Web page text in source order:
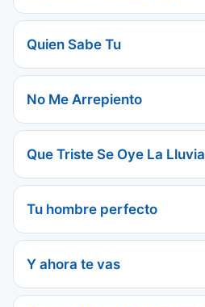
Quien Sabe Tu
No Me Arrepiento
Que Triste Se Oye La Lluvia
Tu hombre perfecto
Y ahora te vas